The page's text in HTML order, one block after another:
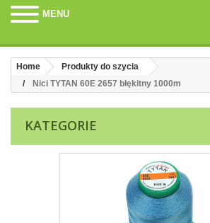
MENU
Home
Produkty do szycia
Nici TYTAN 60E 2657 błękitny 1000m
KATEGORIE